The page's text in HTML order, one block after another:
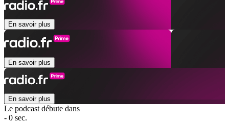
En savoir plus
En savoir plus
En savoir plus
Le podcast débute dans
- 0 sec.